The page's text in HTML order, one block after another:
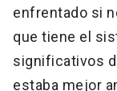
enfrentado si
que tiene el
significativos
estaba mejor